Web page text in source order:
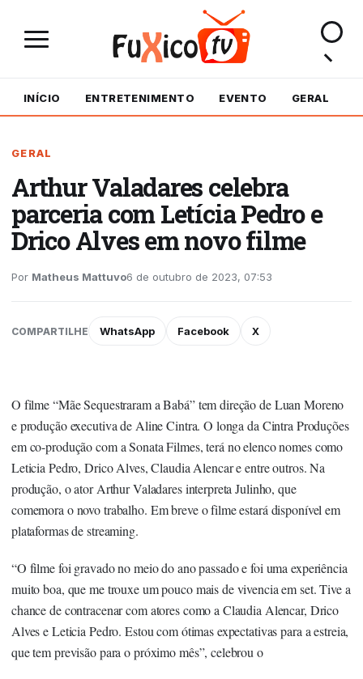
INÍCIO ENTRETENIMENTO EVENTO GERAL
GERAL
Arthur Valadares celebra
parceria com Letícia Pedro e
Drico Alves em novo filme
Por Matheus Mattuvo6 de outubro de 2023, 07:53
COMPARTILHE WhatsApp Facebook X
O filme “Mãe Sequestraram a Babá” tem direção de Luan Moreno
e produção executiva de Aline Cintra. O longa da Cintra Produções
em co-produção com a Sonata Filmes, terá no elenco nomes como
Leticia Pedro, Drico Alves, Claudia Alencar e entre outros. Na
produção, o ator Arthur Valadares interpreta Julinho, que
comemora o novo trabalho. Em breve o filme estará disponível em
plataformas de streaming.
“O filme foi gravado no meio do ano passado e foi uma experiência
muito boa, que me trouxe um pouco mais de vivencia em set. Tive a
chance de contracenar com atores como a Claudia Alencar, Drico
Alves e Leticia Pedro. Estou com ótimas expectativas para a estreia,
que tem previsão para o próximo mês”, celebrou o